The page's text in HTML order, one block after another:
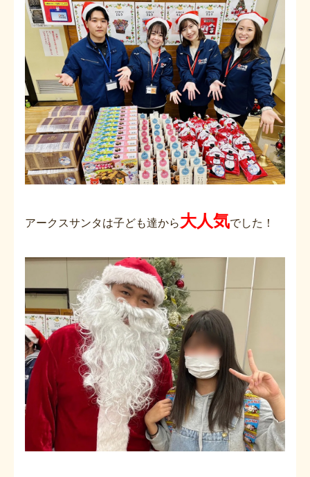
アークスサンタは子ども達から大人気でした！